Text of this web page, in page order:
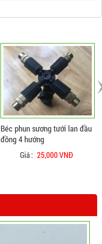
CHI TIẾT
Béc phun sương tưới lan đầu
đồng 4 hướng
Giá : 25,000 VNĐ
ĐẶT HÀNG